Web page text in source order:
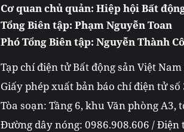
Cơ quan chủ quản: Hiệp hội Bất
Tổng Biên tập: Phạm Nguyễn Toan
Phó Tổng Biên tập: Nguyễn Thành
Tạp chí điện tử Bất động sản Việt
Giấy phép xuất bản báo chí điện tử
Tòa soạn: Tầng 6, khu Văn phòng A3,
Đường dây nóng: 0986.908.606 /